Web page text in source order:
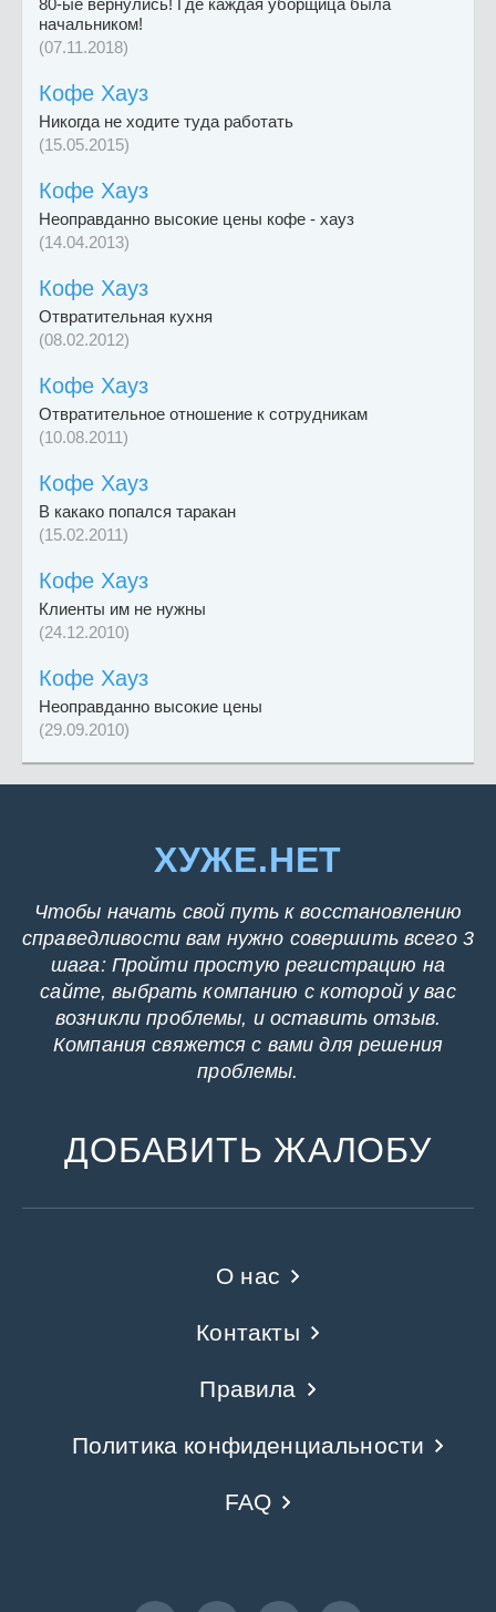
80-ые вернулись! Где каждая уборщица была
начальником!
(07.11.2018)
Кофе Хауз
Никогда не ходите туда работать
(15.05.2015)
Кофе Хауз
Неоправданно высокие цены кофе - хауз
(14.04.2013)
Кофе Хауз
Отвратительная кухня
(08.02.2012)
Кофе Хауз
Отвратительное отношение к сотрудникам
(10.08.2011)
Кофе Хауз
В какако попался таракан
(15.02.2011)
Кофе Хауз
Клиенты им не нужны
(24.12.2010)
Кофе Хауз
Неоправданно высокие цены
(29.09.2010)
ХУЖЕ.НЕТ
Чтобы начать свой путь к восстановлению
справедливости вам нужно совершить всего 3
шага: Пройти простую регистрацию на
сайте, выбрать компанию с которой у вас
возникли проблемы, и оставить отзыв.
Компания свяжется с вами для решения
проблемы.
ДОБАВИТЬ ЖАЛОБУ
О нас
Контакты
Правила
Политика конфиденциальности
FAQ